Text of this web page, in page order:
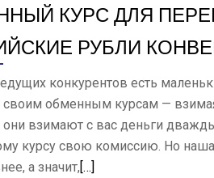
КУРС ДЛЯ
РУБЛИ
конкурентов есть
своим обменным курсам —
они взимают с вас деньги
курсу свою комиссию. Но
а значит,Read
[…]